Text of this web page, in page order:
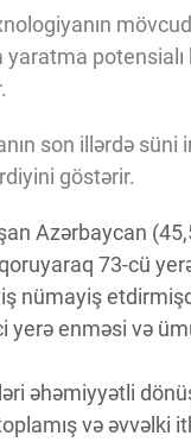
son illərdə süni
göstərir.
Azərbaycan
73-cü
nümayiş
yerə enməsi və
əhəmiyyətli
və əvvəlki